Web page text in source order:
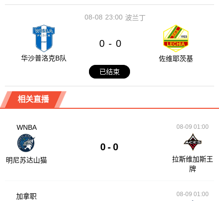
23:00
08-08 波兰丁
华沙普洛克B队
0 - 0
佐维耶茨基
已结束
相关直播
WNBA
明尼苏达山猫
0 - 0
08-09 01:00
拉斯维加斯王
牌
加拿职 08-09 01:00